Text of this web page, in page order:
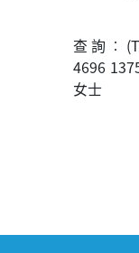
查詢
4696
女士